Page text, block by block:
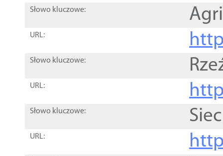
Słowo kluczowe:
URL:
Słowo kluczowe:
URL:
Słowo kluczowe:
URL: